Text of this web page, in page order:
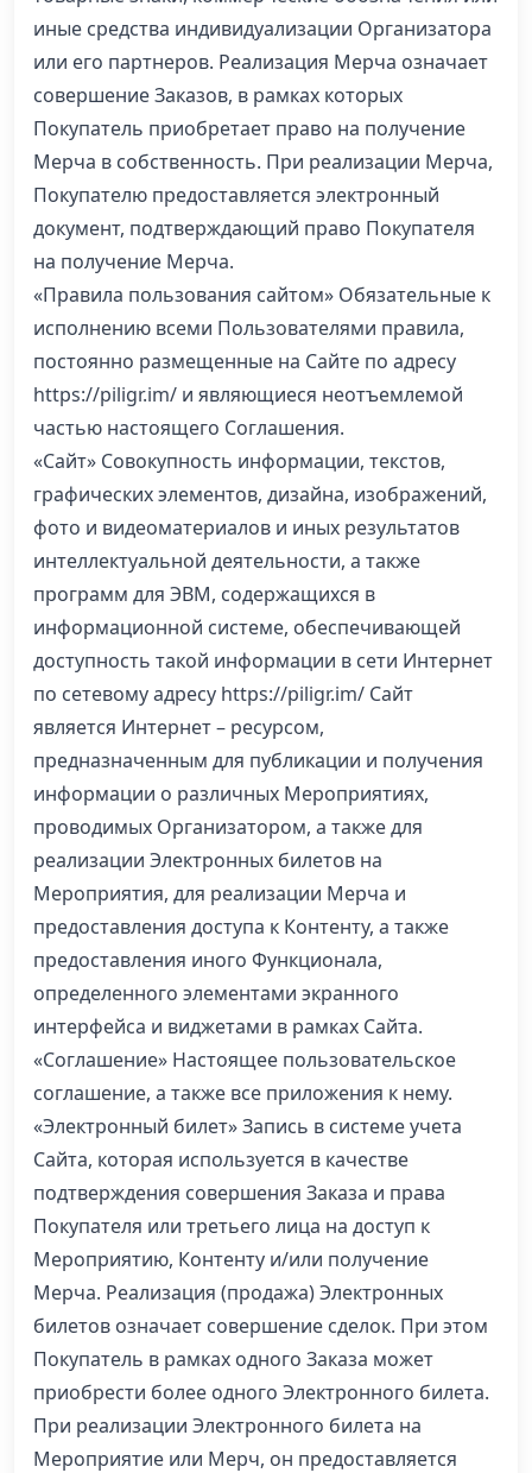
иные средства индивидуализации Организатора
или его партнеров. Реализация Мерча означает
совершение Заказов, в рамках которых
Покупатель приобретает право на получение
Мерча в собственность. При реализации Мерча,
Покупателю предоставляется электронный
документ, подтверждающий право Покупателя
на получение Мерча.
«Правила пользования сайтом» Обязательные к
исполнению всеми Пользователями правила,
постоянно размещенные на Сайте по адресу
https://piligr.im/ и являющиеся неотъемлемой
частью настоящего Соглашения.
«Сайт» Совокупность информации, текстов,
графических элементов, дизайна, изображений,
фото и видеоматериалов и иных результатов
интеллектуальной деятельности, а также
программ для ЭВМ, содержащихся в
информационной системе, обеспечивающей
доступность такой информации в сети Интернет
по сетевому адресу https://piligr.im/ Сайт
является Интернет – ресурсом,
предназначенным для публикации и получения
информации о различных Мероприятиях,
проводимых Организатором, а также для
реализации Электронных билетов на
Мероприятия, для реализации Мерча и
предоставления доступа к Контенту, а также
предоставления иного Функционала,
определенного элементами экранного
интерфейса и виджетами в рамках Сайта.
«Соглашение» Настоящее пользовательское
соглашение, а также все приложения к нему.
«Электронный билет» Запись в системе учета
Сайта, которая используется в качестве
подтверждения совершения Заказа и права
Покупателя или третьего лица на доступ к
Мероприятию, Контенту и/или получение
Мерча. Реализация (продажа) Электронных
билетов означает совершение сделок. При этом
Покупатель в рамках одного Заказа может
приобрести более одного Электронного билета.
При реализации Электронного билета на
Мероприятие или Мерч, он предоставляется